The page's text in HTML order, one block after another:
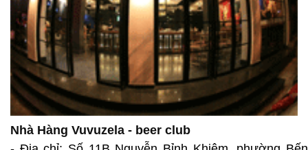
Nhà Hàng Vuvuzela - beer club